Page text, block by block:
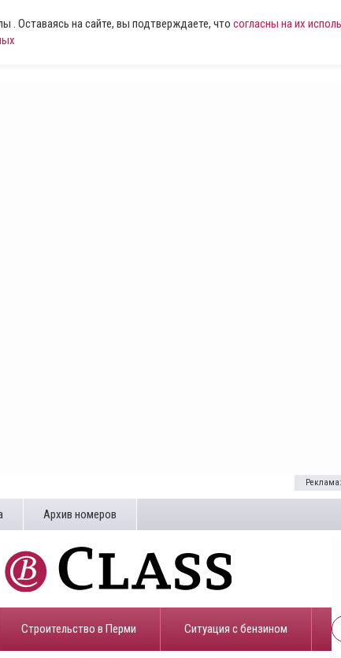
Оставаясь на сайте, вы подтверждаете, что согласны на их
Архив номеров
Строительство в Перми ​Ситуация с бензином